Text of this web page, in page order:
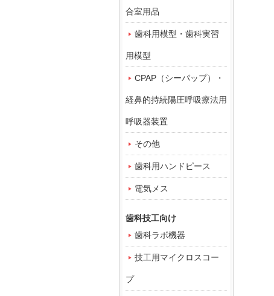
合室用品
歯科用模型・歯科実習
用模型
CPAP（シーパップ）・
経鼻的持続陽圧呼吸療法用
呼吸器装置
その他
歯科用ハンドピース
電気メス
歯科技工向け
歯科ラボ機器
技工用マイクロスコー
プ